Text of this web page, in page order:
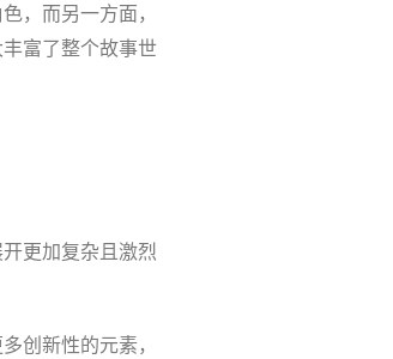
，而另一方面，
富了整个故事世
更加复杂且激烈
创新性的元素，